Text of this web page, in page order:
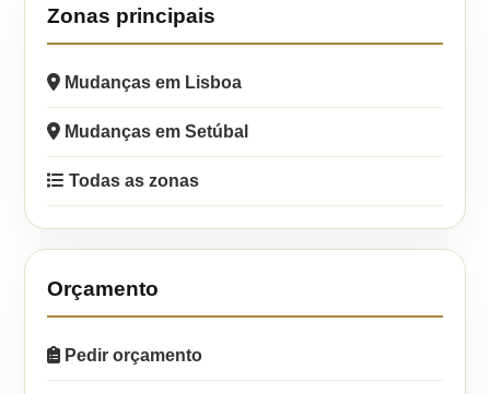
Zonas principais
Mudanças em Lisboa
Mudanças em Setúbal
Todas as zonas
Orçamento
Pedir orçamento